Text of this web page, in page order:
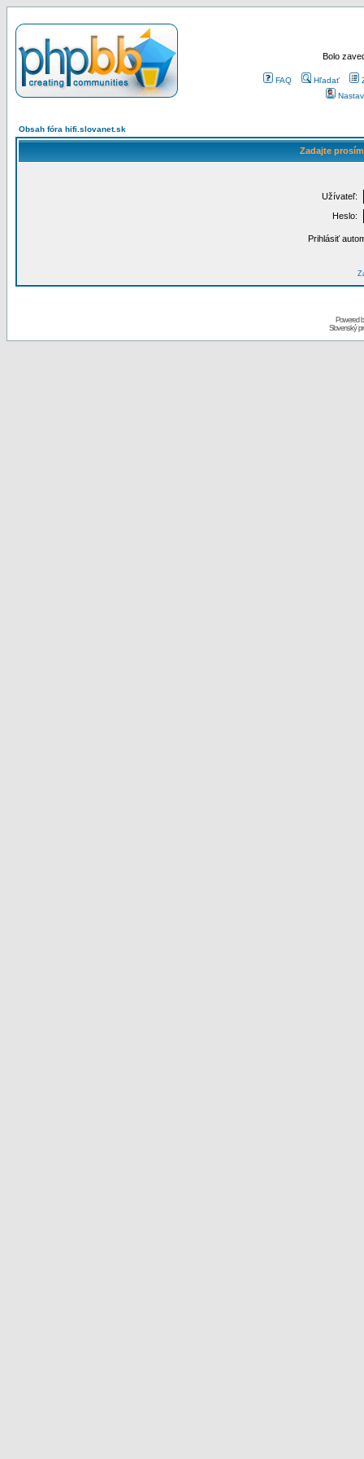
Bolo
FAQ Hľadať
Obsah fóra hifi.slovanet.sk
Zadajte
Užívateľ:
Heslo:
Prihlásiť
Powered
Slovenský